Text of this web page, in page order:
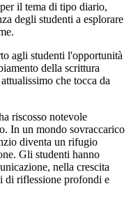
il tema di tipo diario,
degli studenti a esplorare
agli studenti l'opportunità
della scrittura
che tocca da
riscosso notevole
In un mondo sovraccarico
diventa un rifugio
Gli studenti hanno
nella crescita
di riflessione profondi e